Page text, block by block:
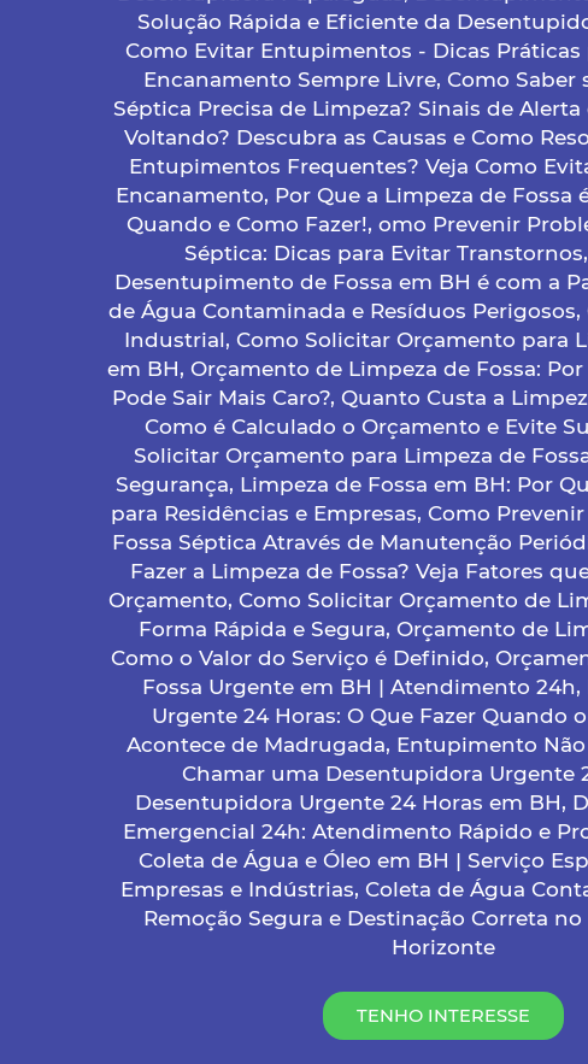
Solução Rápida e Eficiente da
Como Evitar Entupimentos - Dicas Práticas
Encanamento Sempre Livre, Como Saber
Séptica Precisa de Limpeza? Sinais de Alerta
Voltando? Descubra as Causas e Como
Entupimentos Frequentes? Veja Como
Encanamento, Por Que a Limpeza de Fossa
Quando e Como Fazer!, omo Prevenir
Séptica: Dicas para Evitar
Desentupimento de Fossa em BH é com a
de Água Contaminada e Resíduos Perigosos,
Industrial, Como Solicitar Orçamento para
em BH, Orçamento de Limpeza de Fossa:
Pode Sair Mais Caro?, Quanto Custa a
Como é Calculado o Orçamento e Evite
Solicitar Orçamento para Limpeza de
Segurança, Limpeza de Fossa em BH: Por
para Residências e Empresas, Como
Fossa Séptica Através de Manutenção
Fazer a Limpeza de Fossa? Veja Fatores
Orçamento, Como Solicitar Orçamento de
Forma Rápida e Segura, Orçamento de
Como o Valor do Serviço é Definido,
Fossa Urgente em BH | Atendimento
Urgente 24 Horas: O Que Fazer Quando
Acontece de Madrugada, Entupimento Não
Chamar uma Desentupidora Urgente
Desentupidora Urgente 24 Horas em BH,
Emergencial 24h: Atendimento Rápido e
Coleta de Água e Óleo em BH | Serviço
Empresas e Indústrias, Coleta de Água
Remoção Segura e Destinação Correta
Horizonte
TENHO INTERESSE